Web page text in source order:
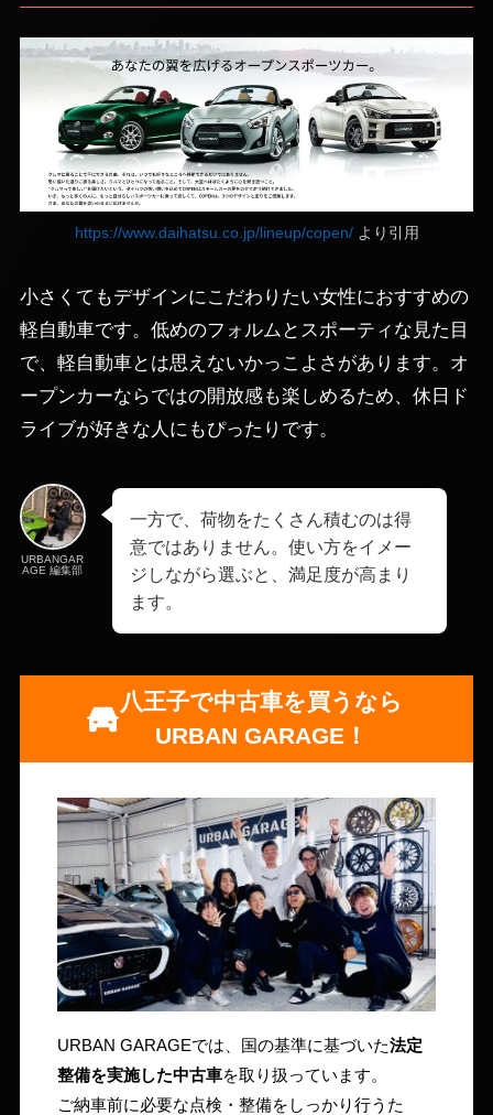
https://www.daihatsu.co.jp/lineup/copen/より引用
小さくてもデザインにこだわりたい女性におすすめの
軽自動車です。低めのフォルムとスポーティな見た目
で、軽自動車とは思えないかっこよさがあります。オ
ープンカーならではの開放感も楽しめるため、休日ド
ライブが好きな人にもぴったりです。
URBANGAR
AGE 編集部
一方で、荷物をたくさん積むのは得
意ではありません。使い方をイメー
ジしながら選ぶと、満足度が高まり
ます。
八王子で中古車を買うなら
URBAN GARAGE！
URBAN GARAGEでは、国の基準に基づいた法定
整備を実施した中古車を取り扱っています。
ご納車前に必要な点検・整備をしっかり行うた